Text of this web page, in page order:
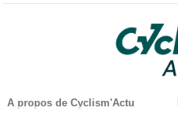
A propos de Cyclism'Actu